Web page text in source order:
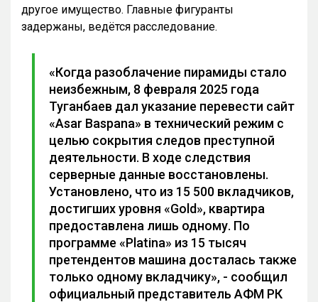
другое имущество. Главные фигуранты
задержаны, ведётся расследование.
«Когда разоблачение пирамиды стало
неизбежным, 8 февраля 2025 года
Туганбаев дал указание перевести сайт
«Asar Baspana» в технический режим с
целью сокрытия следов преступной
деятельности. В ходе следствия
серверные данные восстановлены.
Установлено, что из 15 500 вкладчиков,
достигших уровня «Gold», квартира
предоставлена лишь одному. По
программе «Platina» из 15 тысяч
претендентов машина досталась также
только одному вкладчику», - сообщил
официальный представитель АФМ РК